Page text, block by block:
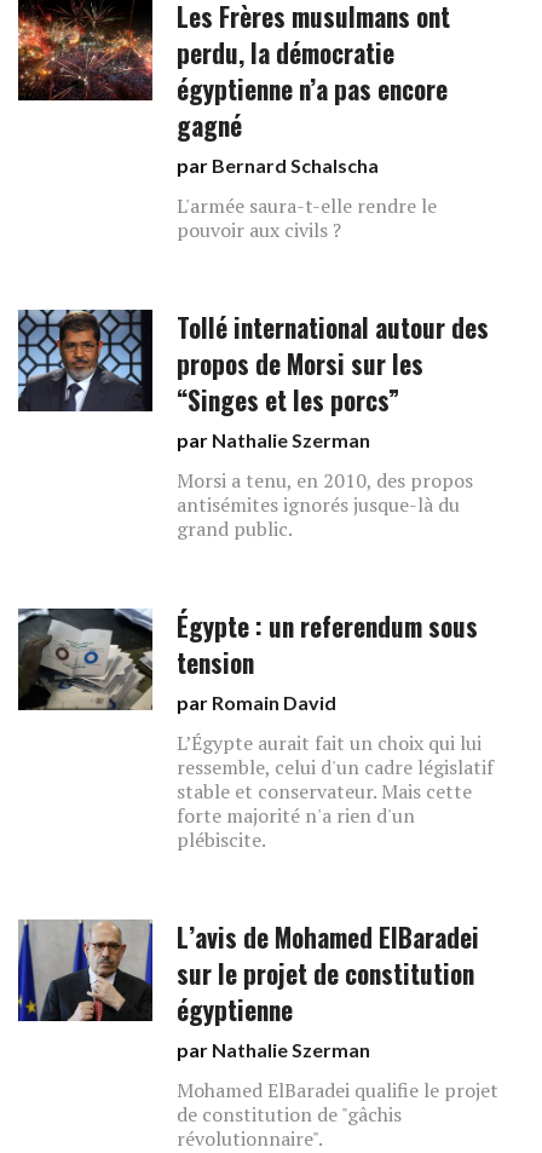
Les Frères musulmans ont
perdu, la démocratie
égyptienne n’a pas encore
gagné
par Bernard Schalscha
L'armée saura-t-elle rendre le
pouvoir aux civils ?
Tollé international autour des
propos de Morsi sur les
“Singes et les porcs”
par Nathalie Szerman
Morsi a tenu, en 2010, des propos
antisémites ignorés jusque-là du
grand public.
Égypte : un referendum sous
tension
par Romain David
L’Égypte aurait fait un choix qui lui
ressemble, celui d'un cadre législatif
stable et conservateur. Mais cette
forte majorité n'a rien d'un
plébiscite.
L’avis de Mohamed ElBaradei
sur le projet de constitution
égyptienne
par Nathalie Szerman
Mohamed ElBaradei qualifie le projet
de constitution de "gâchis
révolutionnaire".